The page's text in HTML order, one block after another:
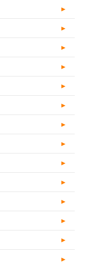
►
►
►
►
►
►
►
►
►
►
►
►
►
►